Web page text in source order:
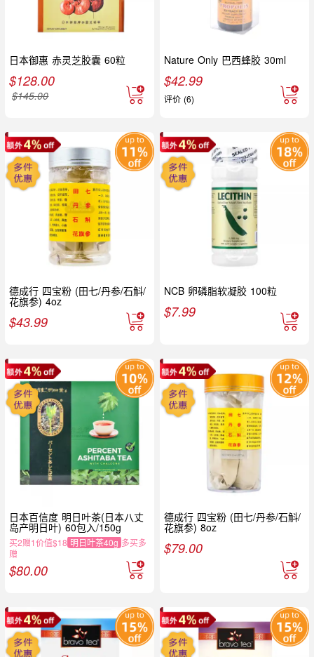
日本御惠 赤灵芝胶囊 60粒
$128.00
$145.00
Nature Only 巴西蜂胶 30ml
$42.99
评价 (6)
德成行 四宝粉 (田七/丹参/石斛/
花旗参) 4oz
$43.99
NCB 卵磷脂软凝胶 100粒
$7.99
日本百信度 明日叶茶(日本八丈
岛产明日叶) 60包入/150g
买2赠1价值$18 明日叶茶40g 多买多
赠
$80.00
德成行 四宝粉 (田七/丹参/石斛/
花旗参) 8oz
$79.00